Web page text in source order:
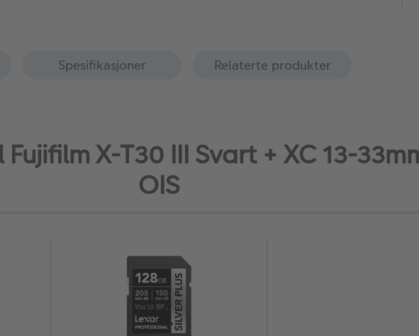
Spesifikasjoner Relaterte produkter
X-T30 III Svart + XC 13-
OIS